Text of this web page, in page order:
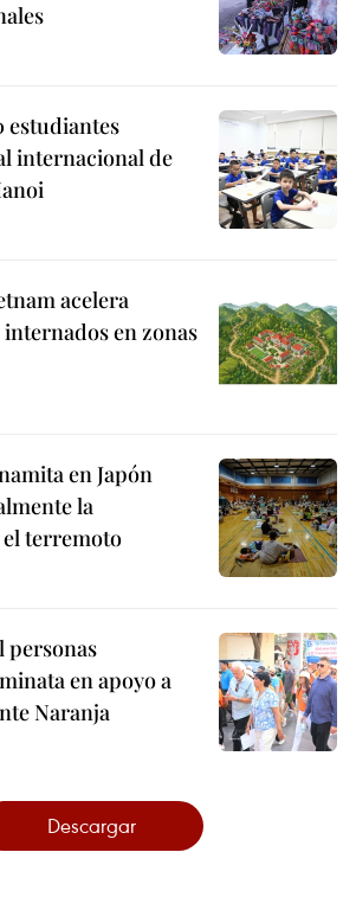
estudiantes
internacional de
acelera
en zonas
en Japón
la
terremoto
personas
en apoyo a
Naranja
Descargar